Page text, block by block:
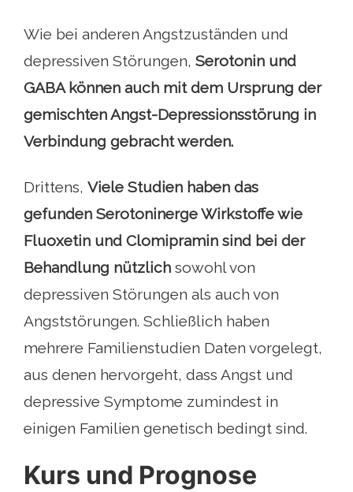
Wie bei anderen Angstzuständen und
depressiven Störungen, Serotonin und
GABA können auch mit dem Ursprung der
gemischten Angst-Depressionsstörung in
Verbindung gebracht werden.
Drittens, Viele Studien haben das
gefunden Serotoninerge Wirkstoffe wie
Fluoxetin und Clomipramin sind bei der
Behandlung nützlich sowohl von
depressiven Störungen als auch von
Angststörungen. Schließlich haben
mehrere Familienstudien Daten vorgelegt,
aus denen hervorgeht, dass Angst und
depressive Symptome zumindest in
einigen Familien genetisch bedingt sind.
Kurs und Prognose